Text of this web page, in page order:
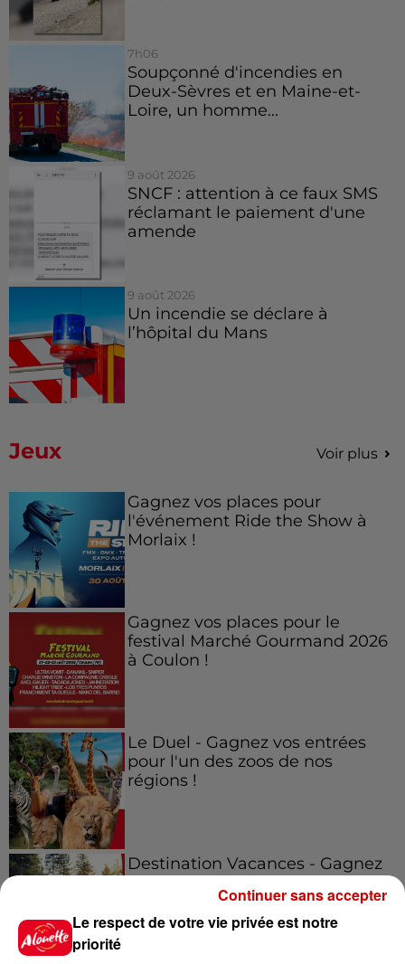
7h06
Soupçonné d'incendies en
Deux-Sèvres et en Maine-et-
Loire, un homme...
9 août 2026
SNCF : attention à ce faux SMS
réclamant le paiement d'une
amende
9 août 2026
Un incendie se déclare à
l’hôpital du Mans
Jeux Voir plus
Gagnez vos places pour
l'événement Ride the Show à
Morlaix !
Gagnez vos places pour le
festival Marché Gourmand 2026
à Coulon !
Le Duel - Gagnez vos entrées
pour l'un des zoos de nos
régions !
Destination Vacances - Gagnez
votre séjour en famille au cœur
Le respect de votre vie privée est notre
priorité
Continuer sans accepter